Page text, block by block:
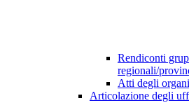
Rendiconti
regionali/
Atti degli
Articolazione degli